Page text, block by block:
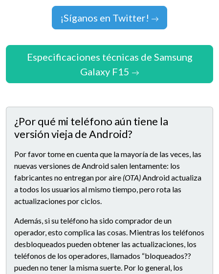
¡Síganos en Twitter!
Especificaciones técnicas de Samsung
Galaxy F15
¿Por qué mi teléfono aún tiene la
versión vieja de Android?
Por favor tome en cuenta que la mayoría de las veces, las
nuevas versiones de Android salen lentamente: los
fabricantes no entregan por aire (OTA)Android actualiza
a todos los usuarios al mismo tiempo, pero rota las
actualizaciones por ciclos.
Además, si su teléfono ha sido comprador de un
operador, esto complica las cosas. Mientras los teléfonos
desbloqueados pueden obtener las actualizaciones, los
teléfonos de los operadores, llamados “bloqueados??
pueden no tener la misma suerte. Por lo general, los